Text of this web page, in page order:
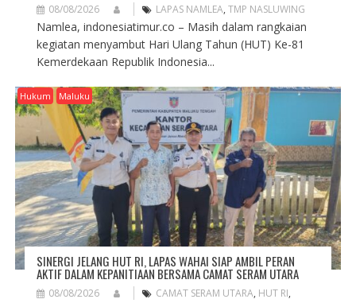
08/08/2026 LAPAS NAMLEA, TMP NASLUWING
Namlea, indonesiatimur.co – Masih dalam rangkaian
kegiatan menyambut Hari Ulang Tahun (HUT) Ke-81
Kemerdekaan Republik Indonesia...
Hukum Maluku
SINERGI JELANG HUT RI, LAPAS WAHAI SIAP AMBIL PERAN
AKTIF DALAM KEPANITIAAN BERSAMA CAMAT SERAM UTARA
08/08/2026 CAMAT SERAM UTARA, HUT RI,